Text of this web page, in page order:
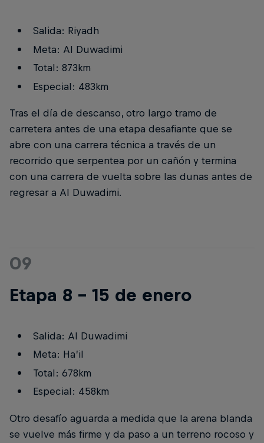
Salida: Riyadh
Meta: Al Duwadimi
Total: 873km
Especial: 483km
Tras el día de descanso, otro largo tramo de
carretera antes de una etapa desafiante que se
abre con una carrera técnica a través de un
recorrido que serpentea por un cañón y termina
con una carrera de vuelta sobre las dunas antes de
regresar a Al Duwadimi.
09
Etapa 8 - 15 de enero
Salida: Al Duwadimi
Meta: Ha’il
Total: 678km
Especial: 458km
Otro desafío aguarda a medida que la arena blanda
se vuelve más firme y da paso a un terreno rocoso y